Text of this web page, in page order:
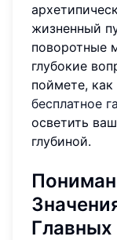
жизненный
поворотные
глубокие
поймете,
бесплатное
осветить
глубиной.